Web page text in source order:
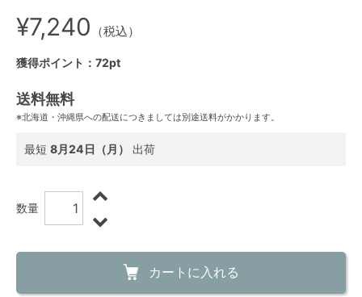
¥7,240 （税込）
獲得ポイント：72pt
送料無料
※北海道・沖縄県への配送につきましては別途送料がかかります。
最短 8月24日（月） 出荷
数量
カートに入れる